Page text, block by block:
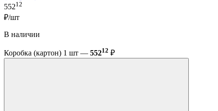
55212
₽/шт
В наличии
Коробка (картон) 1 шт — 55212 ₽